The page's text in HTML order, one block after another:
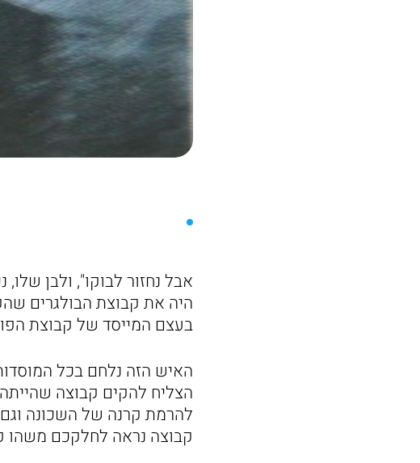
אבל נחזור לבוקו", ולבן
היה את קבוצת הבולגרים
בעצם המייסד של קבוצת
האיש הזה נלחם בכל
הצליח להקים קבוצה
להרמת קרנה של השכונה וגם
קבוצה נראה לחלקכם משהו